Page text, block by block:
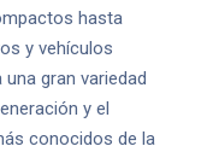
hasta
y vehículos
gran variedad
y el
conocidos de la